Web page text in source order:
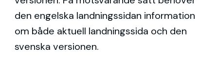
den engelska landningssidan information
om både aktuell landningssida och den
svenska versionen.